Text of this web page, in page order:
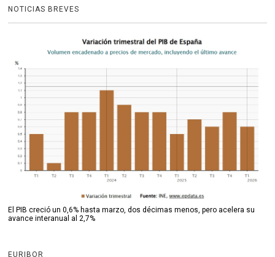
NOTICIAS BREVES
El PIB creció un 0,6% hasta marzo, dos décimas menos, pero acelera su
avance interanual al 2,7%
EURIBOR